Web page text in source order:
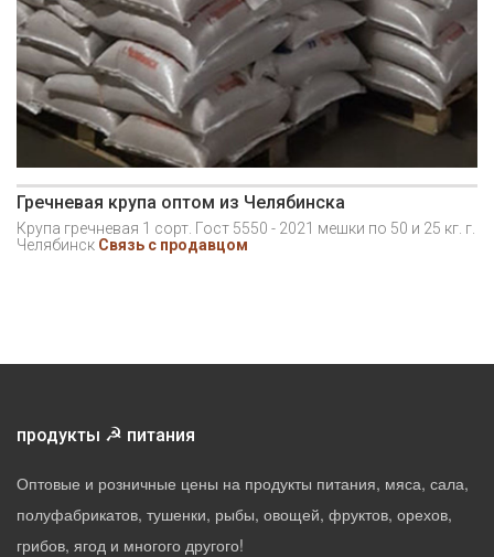
Гречневая крупа оптом из Челябинска
Крупа гречневая 1 сорт. Гост 5550 - 2021 мешки по 50 и 25 кг. г.
Челябинск Связь с продавцом
продукты ☭ питания
Оптовые и розничные цены на продукты питания, мяса, сала,
полуфабрикатов, тушенки, рыбы, овощей, фруктов, орехов,
грибов, ягод и многого другого!